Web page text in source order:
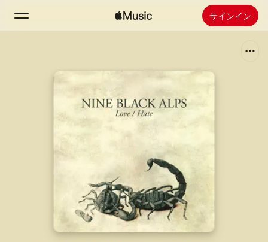
サインイン
新着おすすめ